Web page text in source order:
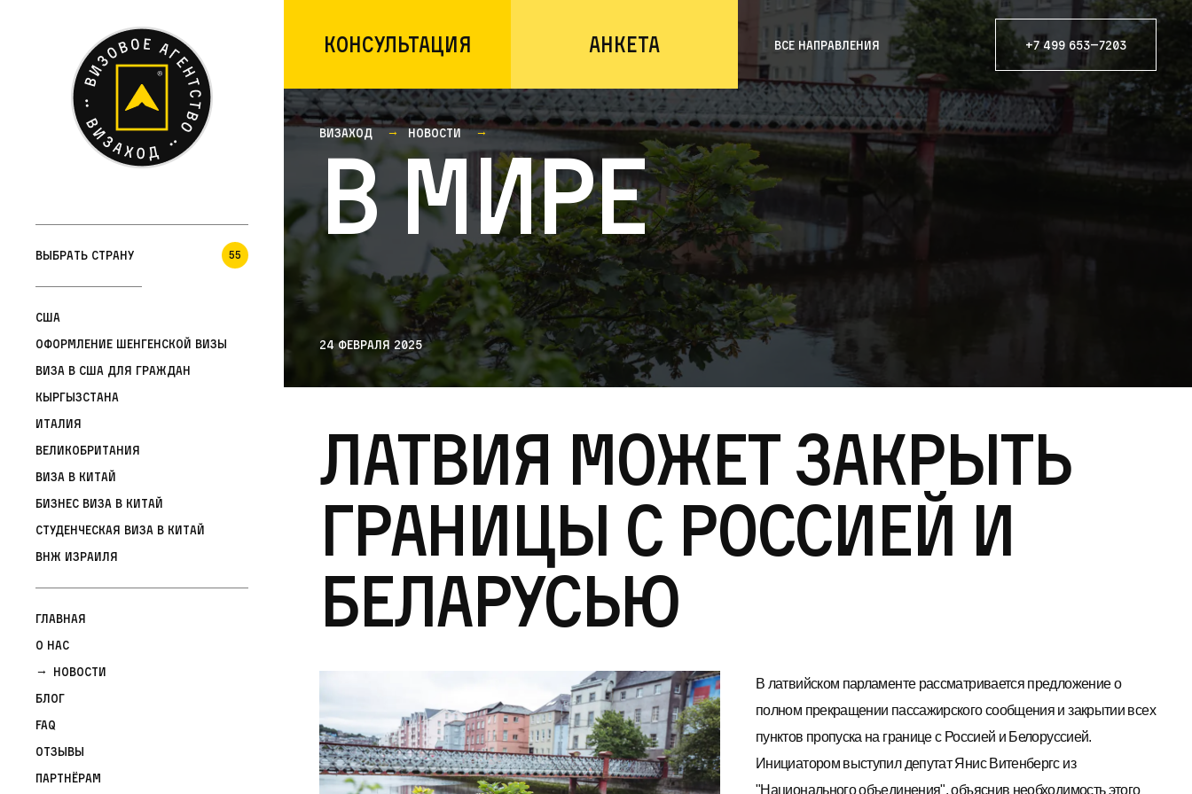
Консультация Анкета Все направления +7 499 653—7203
Выбрать страну 55
США
Оформление шенгенской визы
Виза в США для граждан
Кыргызстана
Италия
Великобритания
Виза в Китай
Бизнес виза в Китай
Студенческая виза в Китай
ВНЖ Израиля
Главная
О нас
Новости
Блог
FAQ
Отзывы
Партнёрам
Визаход Новости
В мире
24 февраля 2025
Латвия может закрыть
границы с Россией и
Беларусью
В латвийском парламенте рассматривается предложение о
полном прекращении пассажирского сообщения и закрытии всех
пунктов пропуска на границе с Россией и Белоруссией.
Инициатором выступил депутат Янис Витенбергс из
"Национального объединения", объяснив необходимость этого